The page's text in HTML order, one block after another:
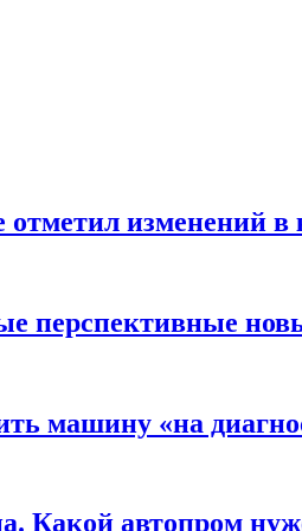
отметил изменений
перспективные
машину «на
Какой автопром